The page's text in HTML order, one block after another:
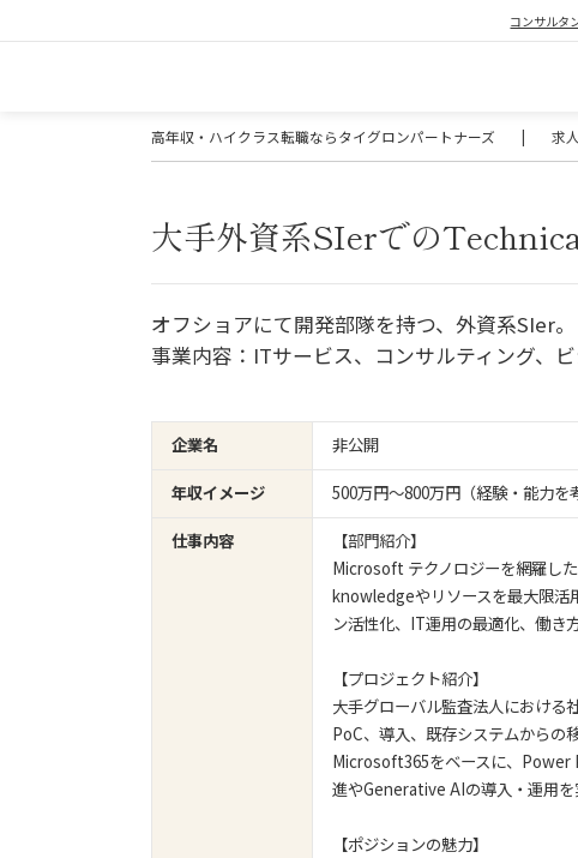
コンサルタ
高年収・ハイクラス転職ならタイグロンパートナーズ | 求
大手外資系SIerでの
オフショアにて開発部隊を持つ、外資系SIer。
事業内容：ITサービス、コンサルティング、
企業名
非公開
年収イメージ
500万円〜800万円（経験・能力を
仕事内容
【部門紹介】
Microsoft テクノロジーを網羅し
knowledgeやリソースを最大限活
ン活性化、IT運用の最適化、働き
【プロジェクト紹介】
大手グローバル監査法人における
PoC、導入、既存システムからの
Microsoft365をベースに、
進やGenerative AIの導入・運用を
【ポジションの魅力】